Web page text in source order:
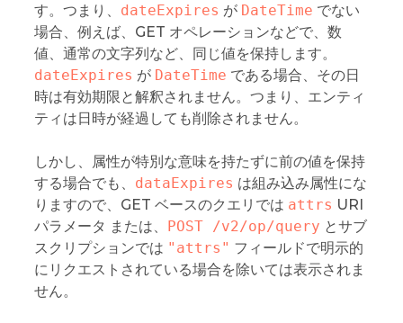
す。つまり、 dateExpires が DateTime でない
場合、例えば、GET オペレーションなどで、数
値、通常の文字列など、同じ値を保持します。
dateExpires が DateTime である場合、その日
時は有効期限と解釈されません。つまり、エンティ
ティは日時が経過しても削除されません。
しかし、属性が特別な意味を持たずに前の値を保持
する場合でも、 dataExpires は組み込み属性にな
りますので、GET ベースのクエリでは attrs URI
パラメータ または、 POST /v2/op/query とサブ
スクリプションでは "attrs" フィールドで明示的
にリクエストされている場合を除いては表示されま
せん。